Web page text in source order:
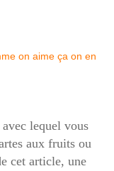
lequel vous
aux fruits ou
cet article, une